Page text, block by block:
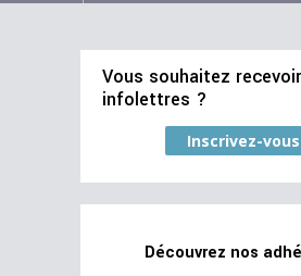
Vous souhaitez
infolettres ?
Inscrivez-vous
Découvrez nos